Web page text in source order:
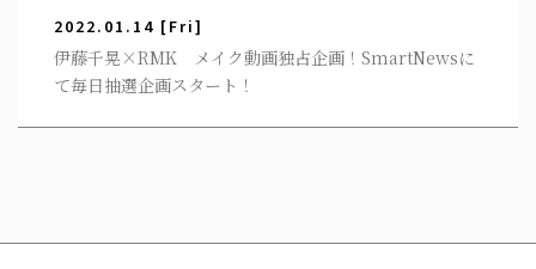
2022.01.14 [Fri]
伊藤千晃×RMK メイク動画独占企画！SmartNewsに
て毎日抽選企画スタート！